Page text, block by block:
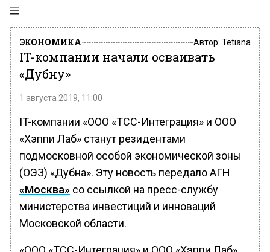
ЭКОНОМИКА Автор: Tetiana
IT-компании начали осваивать
«Дубну»
1 августа 2019, 11:00
IT-компании «ООО «ТСС-Интеграция» и ООО
«Хэппи Лаб» станут резидентами
подмосковной особой экономической зоны
(ОЭЗ) «Дубна». Эту новость передало АГН
«Москва» со ссылкой на пресс-службу
министерства инвестиций и инноваций
Московской области.